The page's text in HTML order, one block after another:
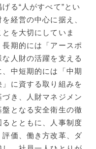
る“人がすべて”とい
経営の中心に据え、
を大切にしていま
期的には「アースポ
人財の活躍を支える
中短期的には「中期
に資する取り組みを
き、人財マネジメン
盤となる安全衛生の徹
とともに、人事制度
評価、働き方改革、ダ